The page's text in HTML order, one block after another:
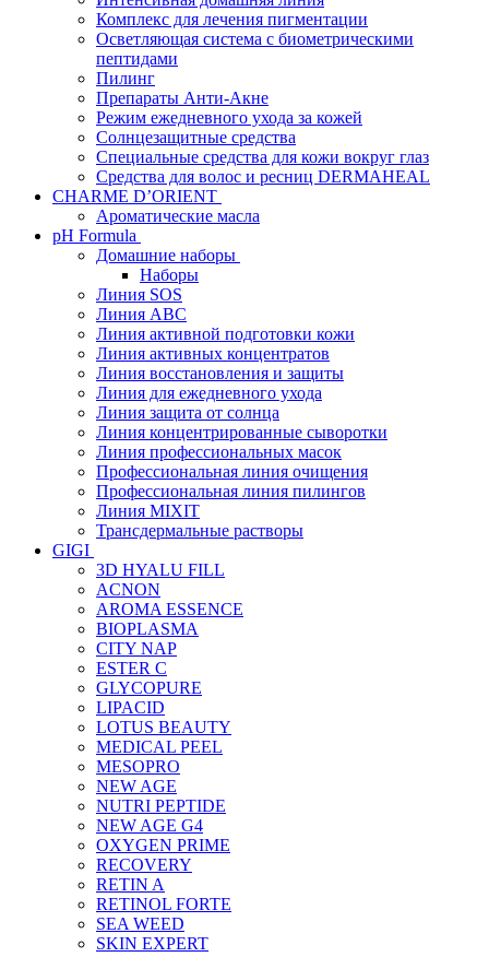
Комплекс для лечения пигментации
Осветляющая система с биометрическими
пептидами
Пилинг
Препараты Анти-Акне
Режим ежедневного ухода за кожей
Солнцезащитные средства
Специальные средства для кожи вокруг глаз
Средства для волос и ресниц DERMAHEAL
CHARME D’ORIENT
Ароматические масла
pH Formula
Домашние наборы
Наборы
Линия SOS
Линия АВС
Линия активной подготовки кожи
Линия активных концентратов
Линия восстановления и защиты
Линия для ежедневного ухода
Линия защита от солнца
Линия концентрированные сыворотки
Линия профессиональных масок
Профессиональная линия очищения
Профессиональная линия пилингов
Линия MIXIT
Трансдермальные растворы
GIGI
3D HYALU FILL
ACNON
AROMA ESSENCE
BIOPLASMA
CITY NAP
ESTER C
GLYCOPURE
LIPACID
LOTUS BEAUTY
MEDICAL PEEL
MESOPRO
NEW AGE
NUTRI PEPTIDE
NEW AGE G4
OXYGEN PRIME
RECOVERY
RETIN A
RETINOL FORTE
SEA WEED
SKIN EXPERT